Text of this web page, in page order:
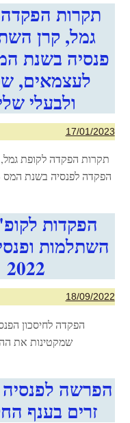
תקרות
גמל, קרן
לעצמאים,
ולבעלי
17/01/2023
תקרות הפקדה לקופת
הפקדה לפנסיה בשנת המס 2023 לעצמאים לשכירים ולבעלי שליטה
הפקדות
השתלמות
2022
18/09/2022
הפקדה לחיסכון
שמקטינות את
הפרשה לפנסיה
זרים בענף